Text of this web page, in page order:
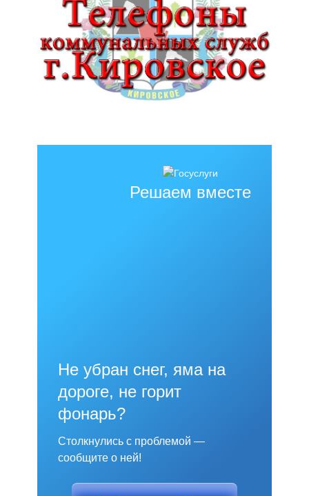
Решаем вместе
Не убран снег, яма на
дороге, не горит
фонарь?
Столкнулись с проблемой —
сообщите о ней!